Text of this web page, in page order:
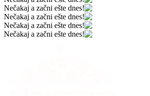
Nečakaj a začni ešte dnes!
Nečakaj a začni ešte dnes!
Nečakaj a začni ešte dnes!
Nečakaj a začni ešte dnes!